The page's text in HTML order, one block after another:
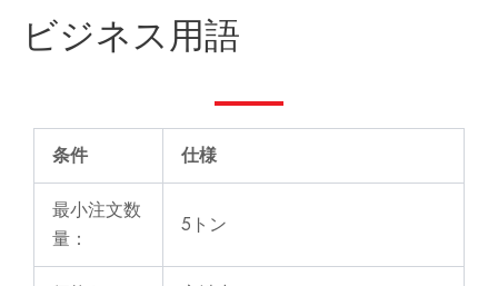
ビジネス用語
条件 仕様
最小注文数
量：
5トン